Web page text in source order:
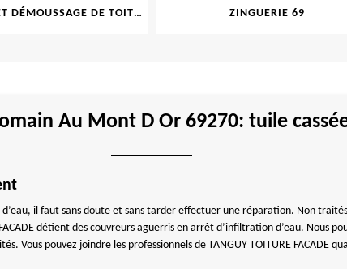
NETTOYAGE ET DÉMOUSSAGE DE TOITURE ET FAÇADE 69 ZINGUERIE 69
Au Mont D Or 69270: tuile
il faut sans doute et sans tarder effectuer une réparation. Non
détient des couvreurs aguerris en arrêt d’infiltration d’eau. Nous
Vous pouvez joindre les professionnels de TANGUY TOITURE FACADE